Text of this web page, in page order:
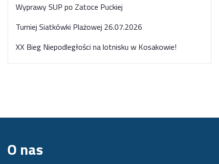
Wyprawy SUP po Zatoce Puckiej
Turniej Siatkówki Plażowej 26.07.2026
XX Bieg Niepodległości na lotnisku w Kosakowie!
O nas